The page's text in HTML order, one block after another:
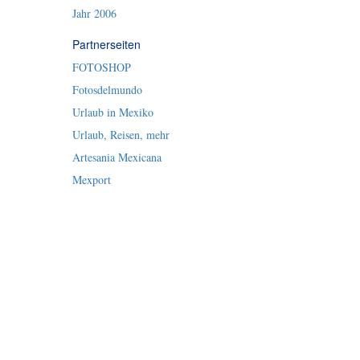
Jahr 2006
Partnerseiten
FOTOSHOP
Fotosdelmundo
Urlaub in Mexiko
Urlaub, Reisen, mehr
Artesania Mexicana
Mexport